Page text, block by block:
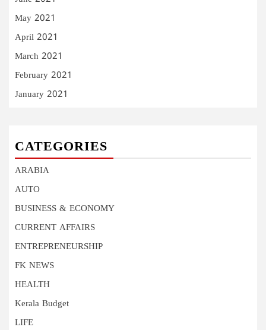
May 2021
April 2021
March 2021
February 2021
January 2021
CATEGORIES
ARABIA
AUTO
BUSINESS & ECONOMY
CURRENT AFFAIRS
ENTREPRENEURSHIP
FK NEWS
HEALTH
Kerala Budget
LIFE